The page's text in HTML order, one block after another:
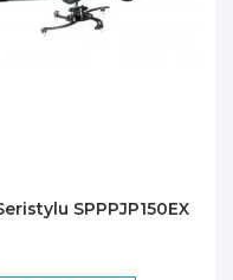
SPPPJP150EX